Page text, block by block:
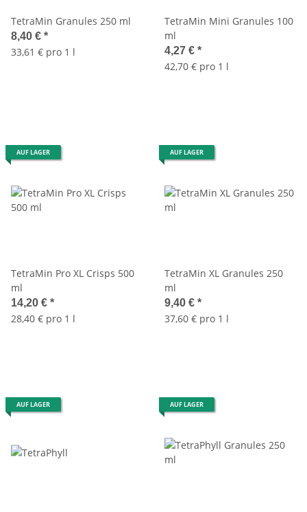
TetraMin Granules 250 ml
8,40 € *
33,61 € pro 1 l
TetraMin Mini Granules 100
ml
4,27 € *
42,70 € pro 1 l
AUF LAGER
TetraMin Pro XL Crisps 500
ml
14,20 € *
28,40 € pro 1 l
AUF LAGER
TetraMin XL Granules 250
ml
9,40 € *
37,60 € pro 1 l
AUF LAGER AUF LAGER